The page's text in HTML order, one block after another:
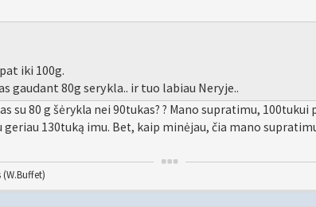
iki 100g.
gaudant 80g serykla.. ir tuo labiau Neryje..
su 80 g šėrykla nei 90tukas? ? Mano supratimu,
geriau 130tuką imu. Bet, kaip minėjau, čia mano